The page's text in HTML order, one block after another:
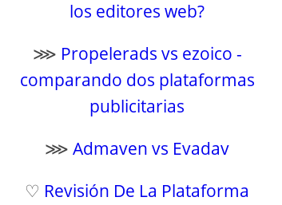
los editores web?
⋙ Propelerads vs ezoico -
comparando dos plataformas
publicitarias
⋙Admaven vs Evadav
♡ Revisión De La Plataforma